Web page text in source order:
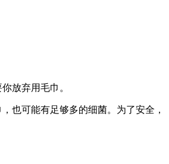
放弃用毛巾。
也可能有足够多的细菌。为了安全，